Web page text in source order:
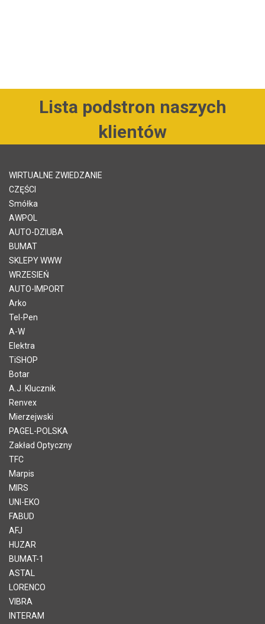
Lista podstron naszych
klientów
WIRTUALNE ZWIEDZANIE
CZĘŚCI
Smółka
AWPOL
AUTO-DZIUBA
BUMAT
SKLEPY WWW
WRZESIEŃ
AUTO-IMPORT
Arko
Tel-Pen
A-W
Elektra
TiSHOP
Botar
A.J. Klucznik
Renvex
Mierzejwski
PAGEL-POLSKA
Zakład Optyczny
TFC
Marpis
MIRS
UNI-EKO
FABUD
AFJ
HUZAR
BUMAT-1
ASTAL
LORENCO
VIBRA
INTERAM